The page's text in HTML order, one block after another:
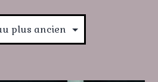
récent
au